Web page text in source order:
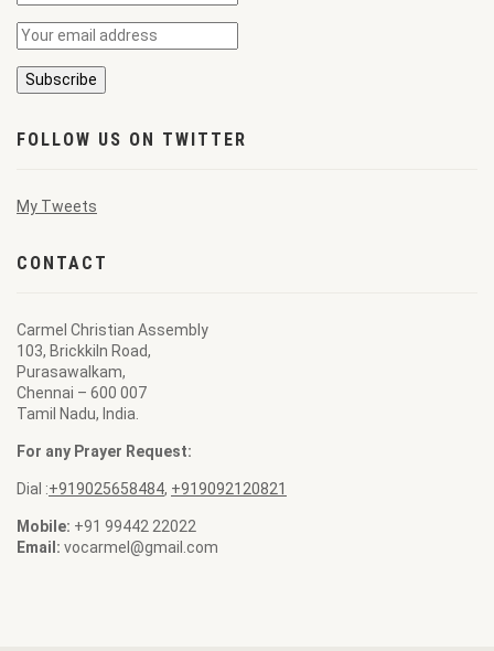
FOLLOW US ON TWITTER
My Tweets
CONTACT
Carmel Christian Assembly
103, Brickkiln Road,
Purasawalkam,
Chennai – 600 007
Tamil Nadu, India.
For any Prayer Request:
Dial :+919025658484, +919092120821
Mobile: +91 99442 22022
Email: vocarmel@gmail.com